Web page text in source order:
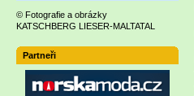
© Fotografie a obrázky
KATSCHBERG LIESER-MALTATAL
Partneři